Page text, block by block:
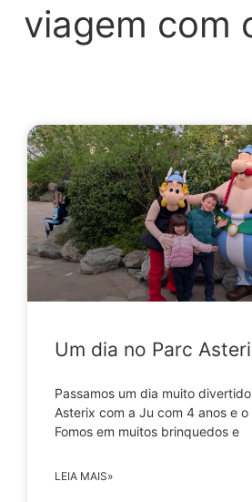
viagem com
Um dia no Parc
Passamos um dia muito
Asterix com a Ju com 4 anos e
Fomos em muitos brinquedos e
LEIA MAIS»